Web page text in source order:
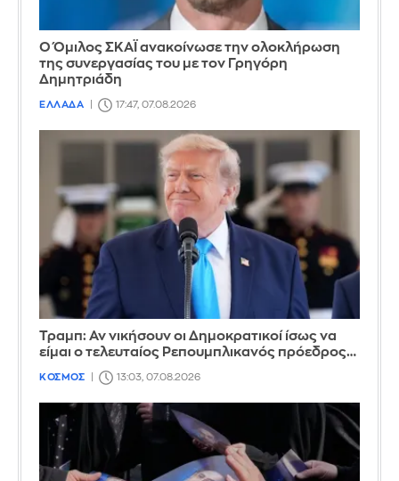
Ο Όμιλος ΣΚΑΪ ανακοίνωσε την ολοκλήρωση
της συνεργασίας του με τον Γρηγόρη
Δημητριάδη
ΕΛΛΑΔΑ 17:47, 07.08.2026
Τραμπ: Αν νικήσουν οι Δημοκρατικοί ίσως να
είμαι ο τελευταίος Ρεπουμπλικανός πρόεδρος…
ΚΟΣΜΟΣ 13:03, 07.08.2026